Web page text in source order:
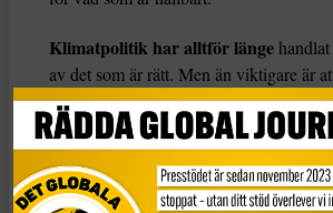
Klimatpolitik har alltför länge
av det som är rätt. Men än viktigare är
det som förstör. För att vi ska kunna
en tydlig politik som vågar prioritera och
Det är i det sammanhanget jag sätter
vänsterpolitik – i vid bemärkelse – för
från vänster har historiskt sett lyckats